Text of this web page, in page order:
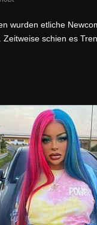
wurden etliche
Zeitweise schien es